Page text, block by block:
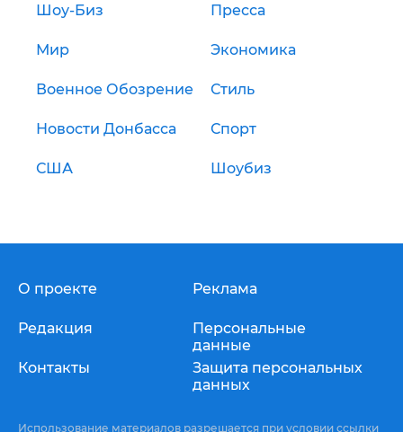
Шоу-Биз Пресса
Мир Экономика
Военное Обозрение Стиль
Новости Донбасса Спорт
США Шоубиз
О проекте
Редакция
Контакты
Реклама
Персональные
данные
Защита персональных
данных
Использование материалов разрешается при условии ссылки